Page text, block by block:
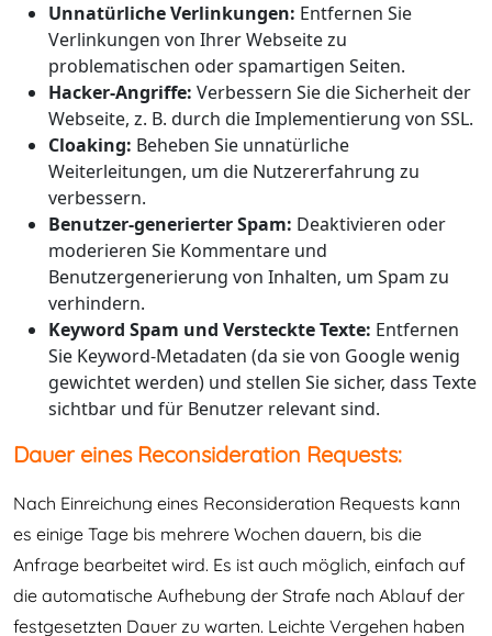
Unnatürliche Verlinkungen: Entfernen Sie
Verlinkungen von Ihrer Webseite zu
problematischen oder spamartigen Seiten.
Hacker-Angriffe: Verbessern Sie die Sicherheit der
Webseite, z. B. durch die Implementierung von SSL.
Cloaking: Beheben Sie unnatürliche
Weiterleitungen, um die Nutzererfahrung zu
verbessern.
Benutzer-generierter Spam: Deaktivieren oder
moderieren Sie Kommentare und
Benutzergenerierung von Inhalten, um Spam zu
verhindern.
Keyword Spam und Versteckte Texte: Entfernen
Sie Keyword-Metadaten (da sie von Google wenig
gewichtet werden) und stellen Sie sicher, dass Texte
sichtbar und für Benutzer relevant sind.
Dauer eines Reconsideration Requests:
Nach Einreichung eines Reconsideration Requests kann
es einige Tage bis mehrere Wochen dauern, bis die
Anfrage bearbeitet wird. Es ist auch möglich, einfach auf
die automatische Aufhebung der Strafe nach Ablauf der
festgesetzten Dauer zu warten. Leichte Vergehen haben